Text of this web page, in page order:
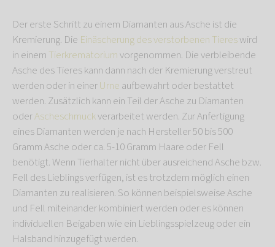
Der erste Schritt zu einem Diamanten aus Asche ist die
Kremierung. Die Einäscherung des verstorbenen Tiereswird
in einem Tierkrematoriumvorgenommen. Die verbleibende
Asche des Tieres kann dann nach der Kremierung verstreut
werden oder in einerUrne aufbewahrt oder bestattet
werden. Zusätzlich kann ein Teil der Asche zu Diamanten
oderAscheschmuckverarbeitet werden. Zur Anfertigung
eines Diamanten werden je nach Hersteller 50 bis 500
Gramm Asche oder ca. 5-10 Gramm Haare oder Fell
benötigt. Wenn Tierhalter nicht über ausreichend Asche bzw.
Fell des Lieblings verfügen, ist es trotzdem möglich einen
Diamanten zu realisieren. So können beispielsweise Asche
und Fell miteinander kombiniert werden oder es können
individuellen Beigaben wie ein Lieblingsspielzeug oder ein
Halsband hinzugefügt werden.